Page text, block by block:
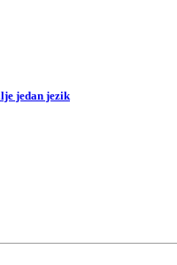
jedan jezik